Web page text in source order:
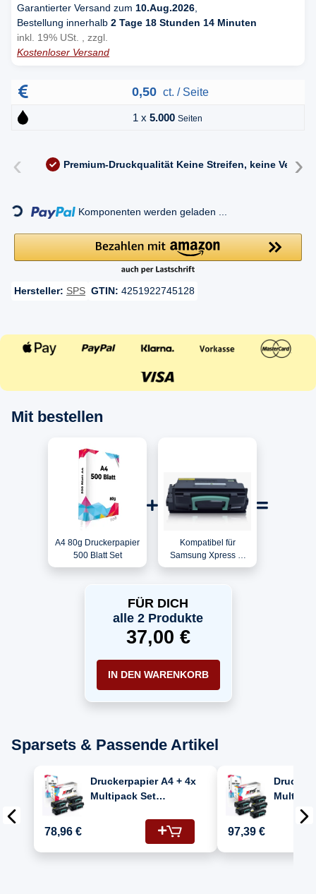
Garantierter Versand zum 10.Aug.2026
Bestellung innerhalb 2 Tage 18 Stunden 14 Minuten
inkl. 19% USt. , zzgl.
Kostenloser Versand
0,50 ct. / Seite
1 x 5.000 Seiten
‹ Premium-Druckqualität Keine Streifen, keine ›
Loading... Komponenten werden geladen ...
Hersteller: SPS GTIN: 4251922745128
Mit bestellen
A4 80g Druckerpapier
500 Blatt Set
Kompatibel für
Samsung Xpress M
3820 FN / MLT-
FÜR DICH
alle 2 Produkte
37,00 €
IN DEN WARENKORB
Sparsets & Passende Artikel
Druckerpapier A4 + 4x
Multipack Set
Samsung Xpress M
3820 FN (MLT-
D203L/203L) Toner
78,96 €
D203L/
97,39 €